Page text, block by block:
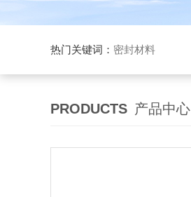
热门关键词： 密封材料
PRODUCTS 产品中心